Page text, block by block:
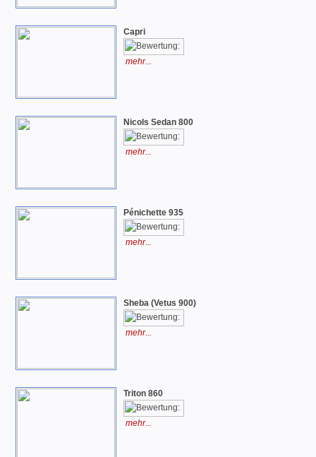
Capri
mehr...
Nicols Sedan 800
mehr...
Pénichette 935
mehr...
Sheba (Vetus 900)
mehr...
Triton 860
mehr...